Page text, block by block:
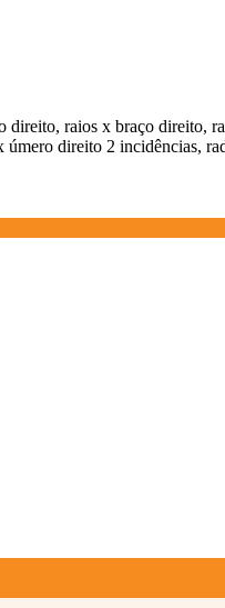
raios x braço direito,
direito 2 incidências,